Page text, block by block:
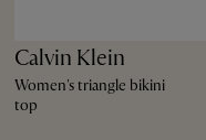
Calvin Klein
Women's triangle bikini
top